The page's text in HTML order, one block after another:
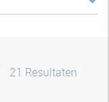
21 Resultaten